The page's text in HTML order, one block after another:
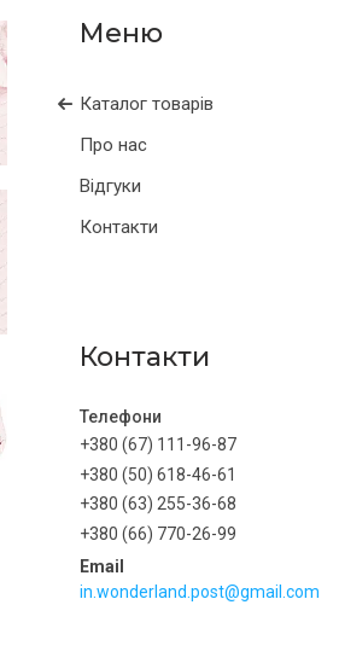
Каталог товарів
Про нас
Відгуки
Контакти
Контакти
+380 (67) 111-96-87
+380 (50) 618-46-61
+380 (63) 255-36-68
+380 (66) 770-26-99
in.wonderland.post@gmail.com